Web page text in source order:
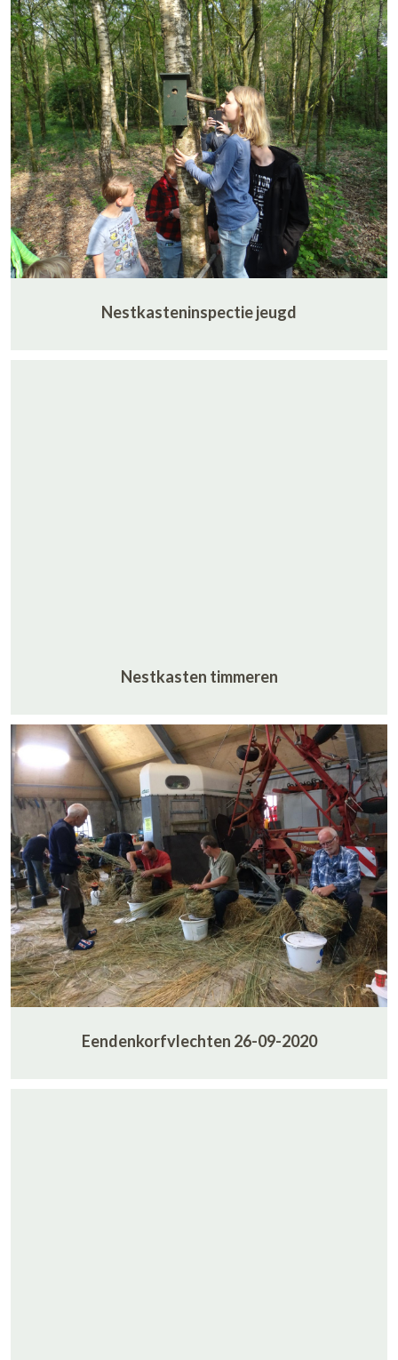
Nestkasteninspectie jeugd
Nestkasten timmeren
Eendenkorfvlechten 26-09-2020